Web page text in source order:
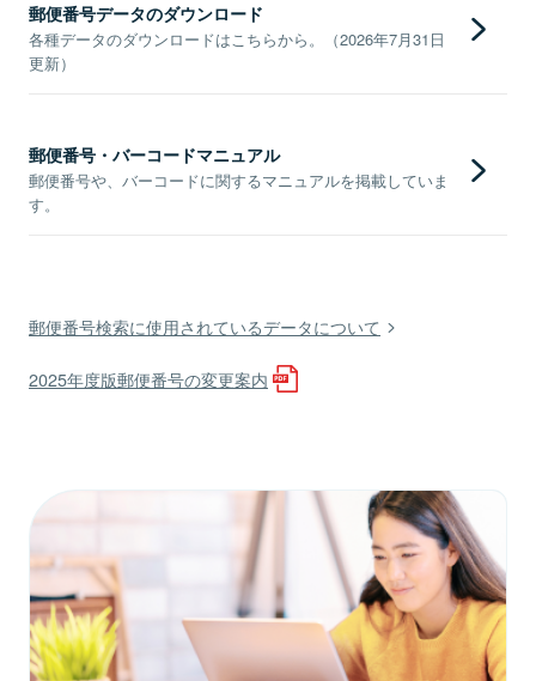
郵便番号データのダウンロード
各種データのダウンロードはこちらから。（2026年7月31日
更新）
郵便番号・バーコードマニュアル
郵便番号や、バーコードに関するマニュアルを掲載していま
す。
郵便番号検索に使用されているデータについて
2025年度版郵便番号の変更案内